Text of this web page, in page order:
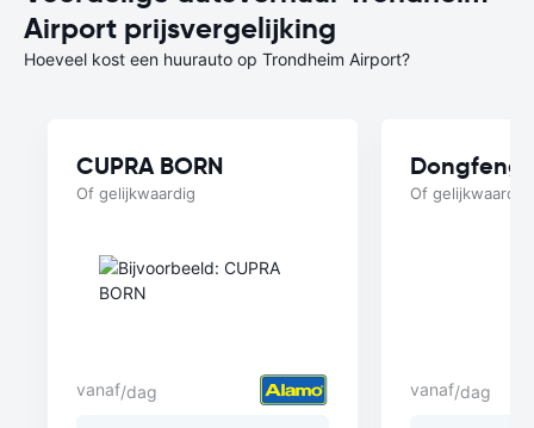
Airport prijsvergelijking
Hoeveel kost een huurauto op Trondheim Airport?
CUPRA BORN
Of gelijkwaardig
vanaf/dag
Dongfeng
Of gelijkwaardig
vanaf/dag